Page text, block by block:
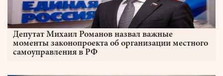
Депутат Михаил Романов назвал важные
моменты законопроекта об организации местного
самоуправления в РФ